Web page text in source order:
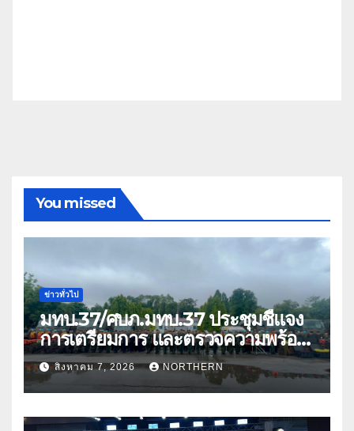
You missed
ข่าวทั่วไป
มทบ.37/ศบภ.มทบ.37 ประชุมชี้แจง
การเตรียมการ และตรวจความพร้อม
ด้านการบรรเทาสาธารณภัย
สิงหาคม 7, 2026 NORTHERN